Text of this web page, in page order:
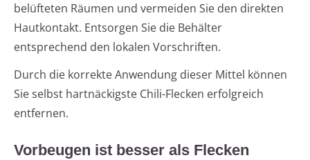
belüfteten Räumen und vermeiden Sie den direkten
Hautkontakt. Entsorgen Sie die Behälter
entsprechend den lokalen Vorschriften.
Durch die korrekte Anwendung dieser Mittel können
Sie selbst hartnäckigste Chili-Flecken erfolgreich
entfernen.
Vorbeugen ist besser als Flecken